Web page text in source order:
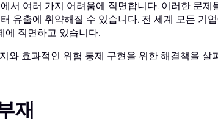
서 여러 가지 어려움에 직면합니다. 이러한 문제
유출에 취약해질 수 있습니다. 전 세계 모든 기
에 직면하고 있습니다.
와 효과적인 위험 통제 구현을 위한 해결책을 살
재